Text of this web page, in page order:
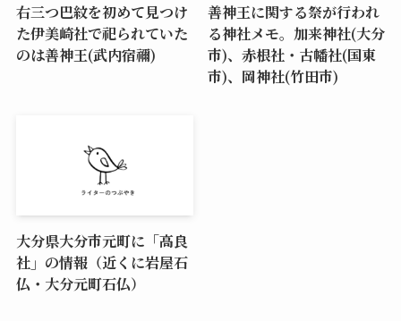
右三つ巴紋を初めて見つけ
た伊美崎社で祀られていた
のは善神王(武内宿禰)
善神王に関する祭が行われ
る神社メモ。加来神社(大分
市)、赤根社・古幡社(国東
市)、岡神社(竹田市)
大分県大分市元町に「高良
社」の情報（近くに岩屋石
仏・大分元町石仏）